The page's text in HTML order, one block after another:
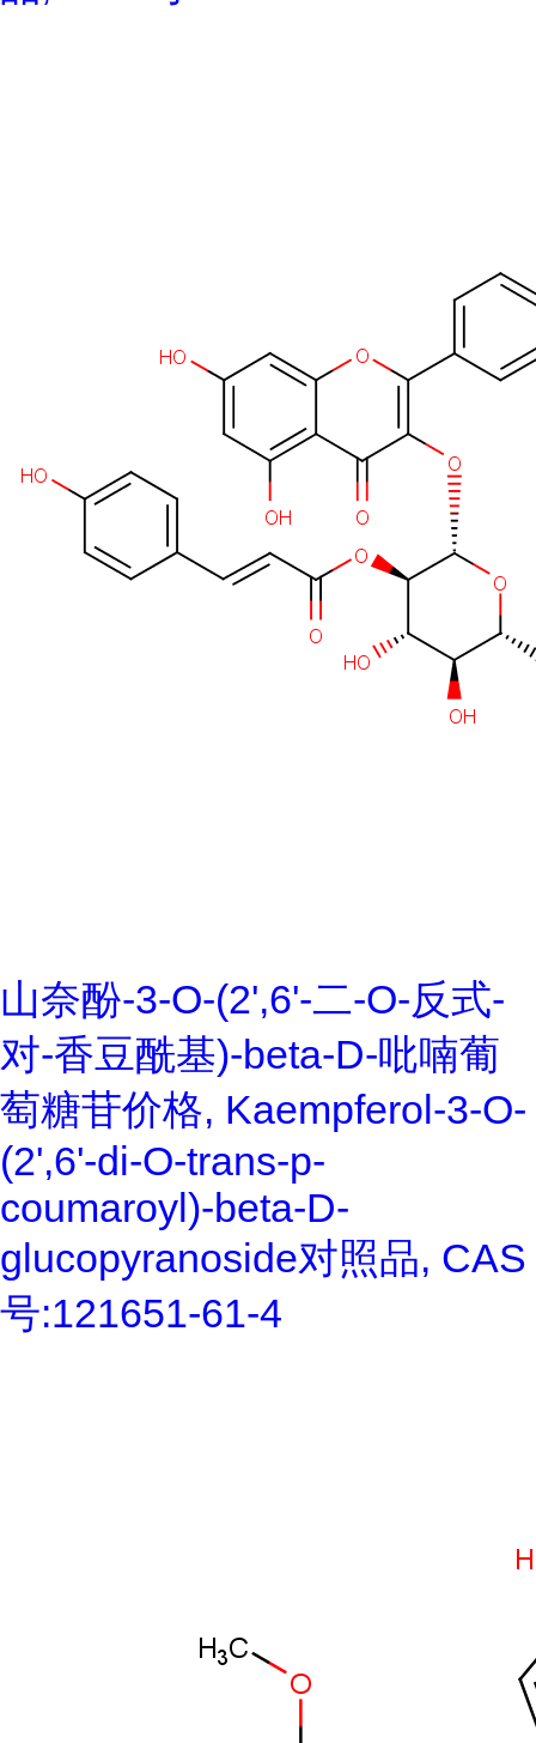
山奈酚-3-O-(2',6'-二-O-反式-
对-香豆酰基)-beta-D-吡喃葡
萄糖苷价格, Kaempferol-3-O-
(2',6'-di-O-trans-p-
coumaroyl)-beta-D-
glucopyranoside对照品, CAS
号:121651-61-4